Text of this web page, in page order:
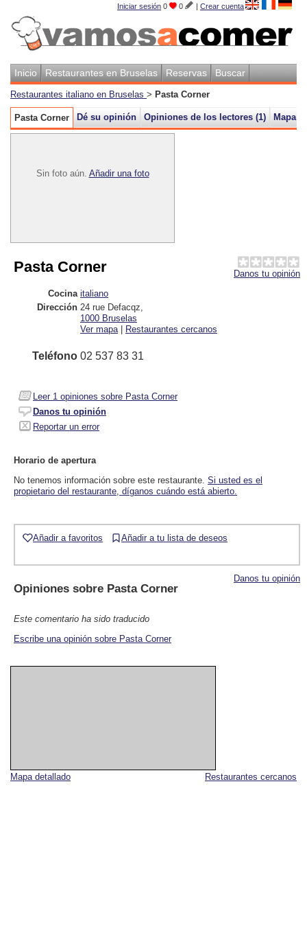
Iniciar sesión 0 0 | Crear cuenta
Inicio Restaurantes en Bruselas Reservas Buscar
Restaurantes italiano en Bruselas > Pasta Corner
Pasta Corner Dé su opinión Opiniones de los lectores (1) Mapa
Sin foto aún. Añadir una foto
Restaurantes cercanos
Mapa detallado
Danos tu opinión
Pasta Corner
Cocina italiano
Dirección 24 rue Defacqz
1000 Bruselas
Ver mapa | Restaurantes cercanos
Teléfono 02 537 83 31
Leer 1 opiniones sobre Pasta Corner
Danos tu opinión
Reportar un error
Horario de apertura
No tenemos información sobre este restaurante. Si usted es el
propietario del restaurante, díganos cuándo está abierto.
Añadir a favoritos Añadir a tu lista de deseos
Danos tu opinión
Opiniones sobre Pasta Corner
Este comentario ha sido traducido
Escribe una opinión sobre Pasta Corner